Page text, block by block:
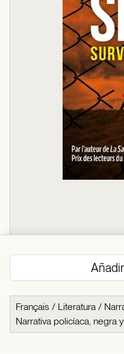
Français / Literatura /
Narrativa policíaca, negra